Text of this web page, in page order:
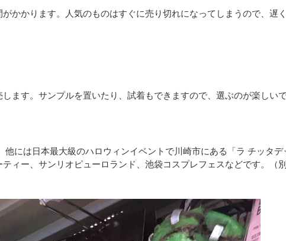
かかります。人気のものはすぐに売り切れになってしまうので、遅
ます。サンプルを置いたり、試着もできますので、選ぶのが楽しいで
には日本最大級のハロウィンイベントで川崎市にある「ラ チッタデ
ィー、サンリオピューロランド、池袋コスプレフェスなどです。（